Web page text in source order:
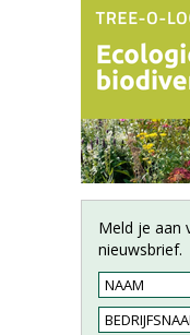
Meld je aan
nieuwsbrief.